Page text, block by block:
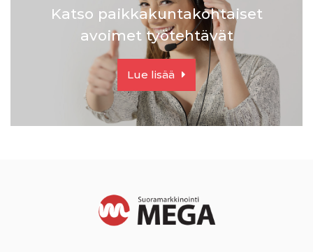
Katso paikkakuntakohtaiset
avoimet työtehtävät
Lue lisää